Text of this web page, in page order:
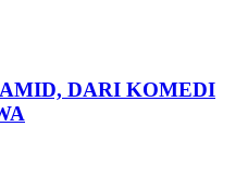
DARI KOMEDI